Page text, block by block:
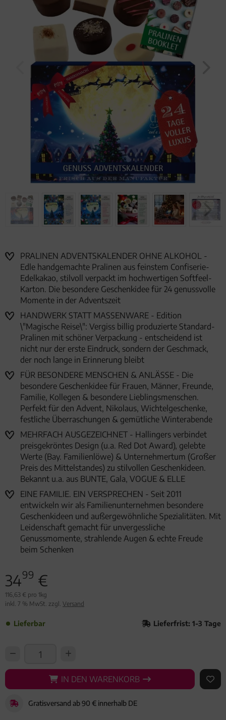
PRALINEN ADVENTSKALENDER OHNE ALKOHOL -
Edle handgemachte Pralinen aus feinstem Confiserie-
Edelkakao, stilvoll verpackt im hochwertigen Softfeel-
Karton. Die besondere Geschenkidee für 24 genussvolle
Momente in der Adventszeit
HANDWERK STATT MASSENWARE - Edition
\"Magische Reise\": Vergiss billig produzierte Standard-
Pralinen mit schöner Verpackung - entscheidend ist
nicht nur der erste Eindruck, sondern der Geschmack,
der noch lange in Erinnerung bleibt
FÜR BESONDERE MENSCHEN & ANLÄSSE - Die
besondere Geschenkidee für Frauen, Männer, Freunde,
Familie, Kollegen & besondere Lieblingsmenschen.
Perfekt für den Advent, Nikolaus, Wichtelgeschenke,
festliche Überraschungen & gemütliche Winterabende
MEHRFACH AUSGEZEICHNET - Hallingers verbindet
preisgekröntes Design (u.a. Red Dot Award), gelebte
Werte (Bay. Familienlöwe) & Unternehmertum (Großer
Preis des Mittelstandes) zu stilvollen Geschenkideen.
Bekannt u.a. aus BUNTE, Gala, VOGUE & ELLE
EINE FAMILIE. EIN VERSPRECHEN - Seit 2011
entwickeln wir als Familienunternehmen besondere
Geschenkideen und außergewöhnliche Spezialitäten. Mit
Leidenschaft gemacht für unvergessliche
Genussmomente, strahlende Augen & echte Freude
beim Schenken
3499 €
116,63 € pro 1kg
inkl. 7 % MwSt. zzgl. Versand
Lieferbar Lieferfrist: 1-3 Tage
IN DEN WARENKORB
IN DEN WARENKORB AUF
Gratisversand ab 90 € innerhalb DE
Geburtstag